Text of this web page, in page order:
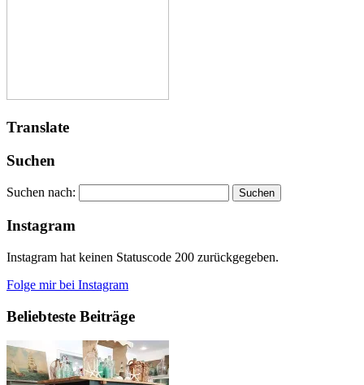
Translate
Suchen
Suchen nach:
Instagram
Instagram hat keinen Statuscode 200 zurückgegeben.
Folge mir bei Instagram
Beliebteste Beiträge